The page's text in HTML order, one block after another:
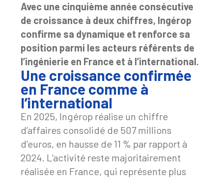
Avec une cinquième année consécutive
de croissance à deux chiffres, Ingérop
confirme sa dynamique et renforce sa
position parmi les acteurs référents de
l’ingénierie en France et à l’international.
Une croissance confirmée
en France comme à
l’international
En 2025, Ingérop réalise un chiffre
d’affaires consolidé de 507 millions
d’euros, en hausse de 11 % par rapport à
2024. L’activité reste majoritairement
réalisée en France, qui représente plus